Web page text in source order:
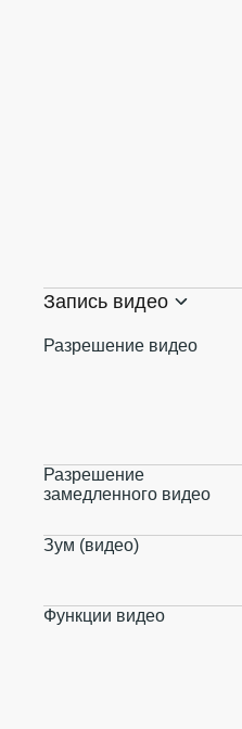
Запись видео
Разрешение видео
Разрешение
замедленного видео
Зум (видео)
Функции видео